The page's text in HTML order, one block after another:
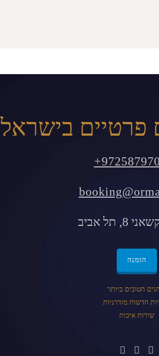
פרטיים בישראל
תל אביב
הזמנה
הטובים ביותר
חדשות מודרניות
שירות איכות